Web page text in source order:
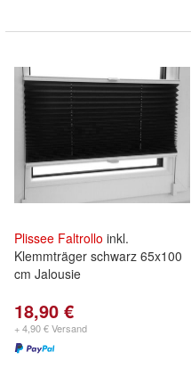
Plissee Faltrollo inkl.
Klemmträger schwarz 65x100
cm Jalousie
18,90 €
+ 4,90 € Versand